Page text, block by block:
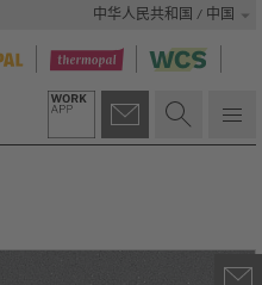
中华人民共和国 / 中国